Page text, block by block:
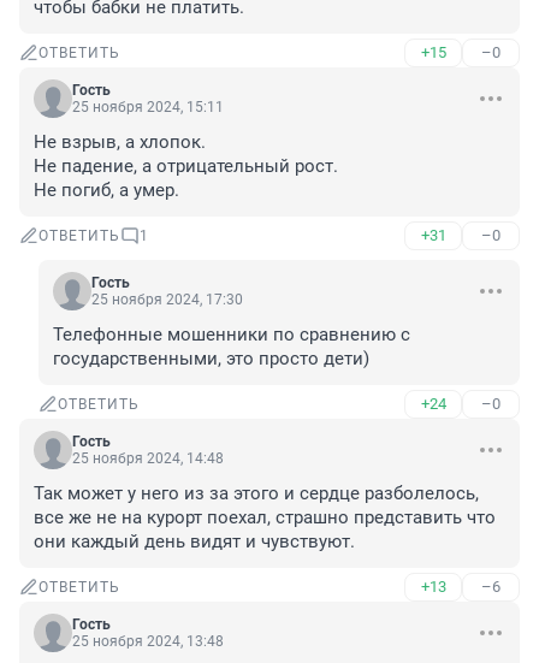
чтобы бабки не платить.
ОТВЕТИТЬ +15 –0
Гость
25 ноября 2024, 15:11
Не взрыв, а хлопок.
Не падение, а отрицательный рост.
Не погиб, а умер.
ОТВЕТИТЬ 1 +31 –0
Гость
25 ноября 2024, 17:30
Телефонные мошенники по сравнению с
государственными, это просто дети)
ОТВЕТИТЬ +24 –0
Гость
25 ноября 2024, 14:48
Так может у него из за этого и сердце разболелось,
все же не на курорт поехал, страшно представить что
они каждый день видят и чувствуют.
ОТВЕТИТЬ +13 –6
Гость
25 ноября 2024, 13:48